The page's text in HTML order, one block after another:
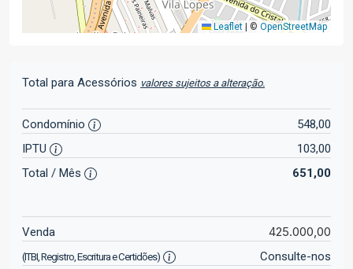
Leaflet © OpenStreetMap
Total para Acessórios valores sujeitos a alteração.
Condomínio
548,00
IPTU
103,00
Total / Mês
651,00
Venda 425.000,00
(ITBI, Registro, Escritura e Certidões)
Consulte-nos